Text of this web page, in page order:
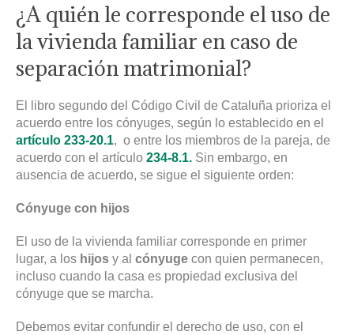
¿A quién le corresponde el uso de
la vivienda familiar en caso de
separación matrimonial?
El libro segundo del Código Civil de Cataluña prioriza el
acuerdo entre los cónyuges, según lo establecido en el
artículo 233-20.1, o entre los miembros de la pareja, de
acuerdo con el artículo 234-8.1. Sin embargo, en
ausencia de acuerdo, se sigue el siguiente orden:
Cónyuge con hijos
El uso de la vivienda familiar corresponde en primer
lugar, a los hijos y al cónyuge con quien permanecen,
incluso cuando la casa es propiedad exclusiva del
cónyuge que se marcha.
Debemos evitar confundir el derecho de uso, con el